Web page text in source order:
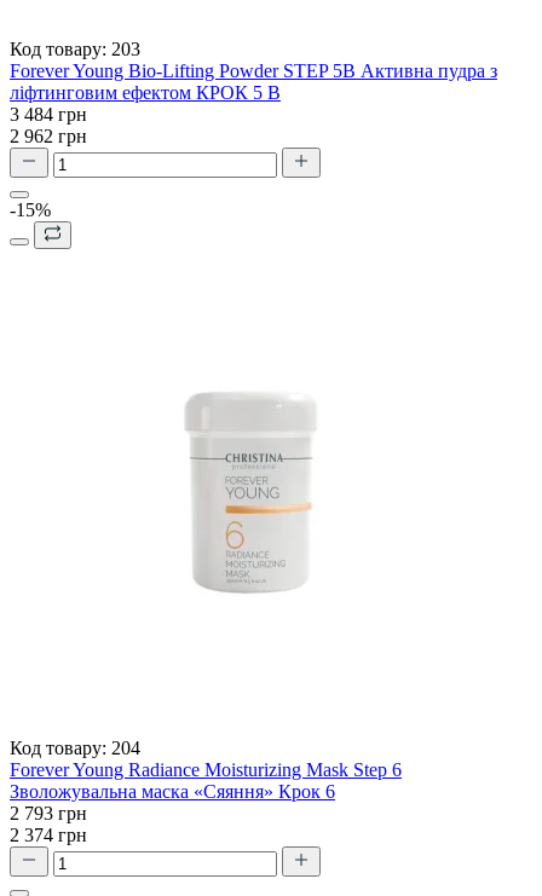
Код товару: 203
Forever Young Bio-Lifting Powder STEP 5B Активна пудра з
ліфтинговим ефектом КРОК 5 В
3 484 грн
2 962 грн
-15%
Код товару: 204
Forever Young Radiance Moisturizing Mask Step 6
Зволожувальна маска «Сяяння» Крок 6
2 793 грн
2 374 грн